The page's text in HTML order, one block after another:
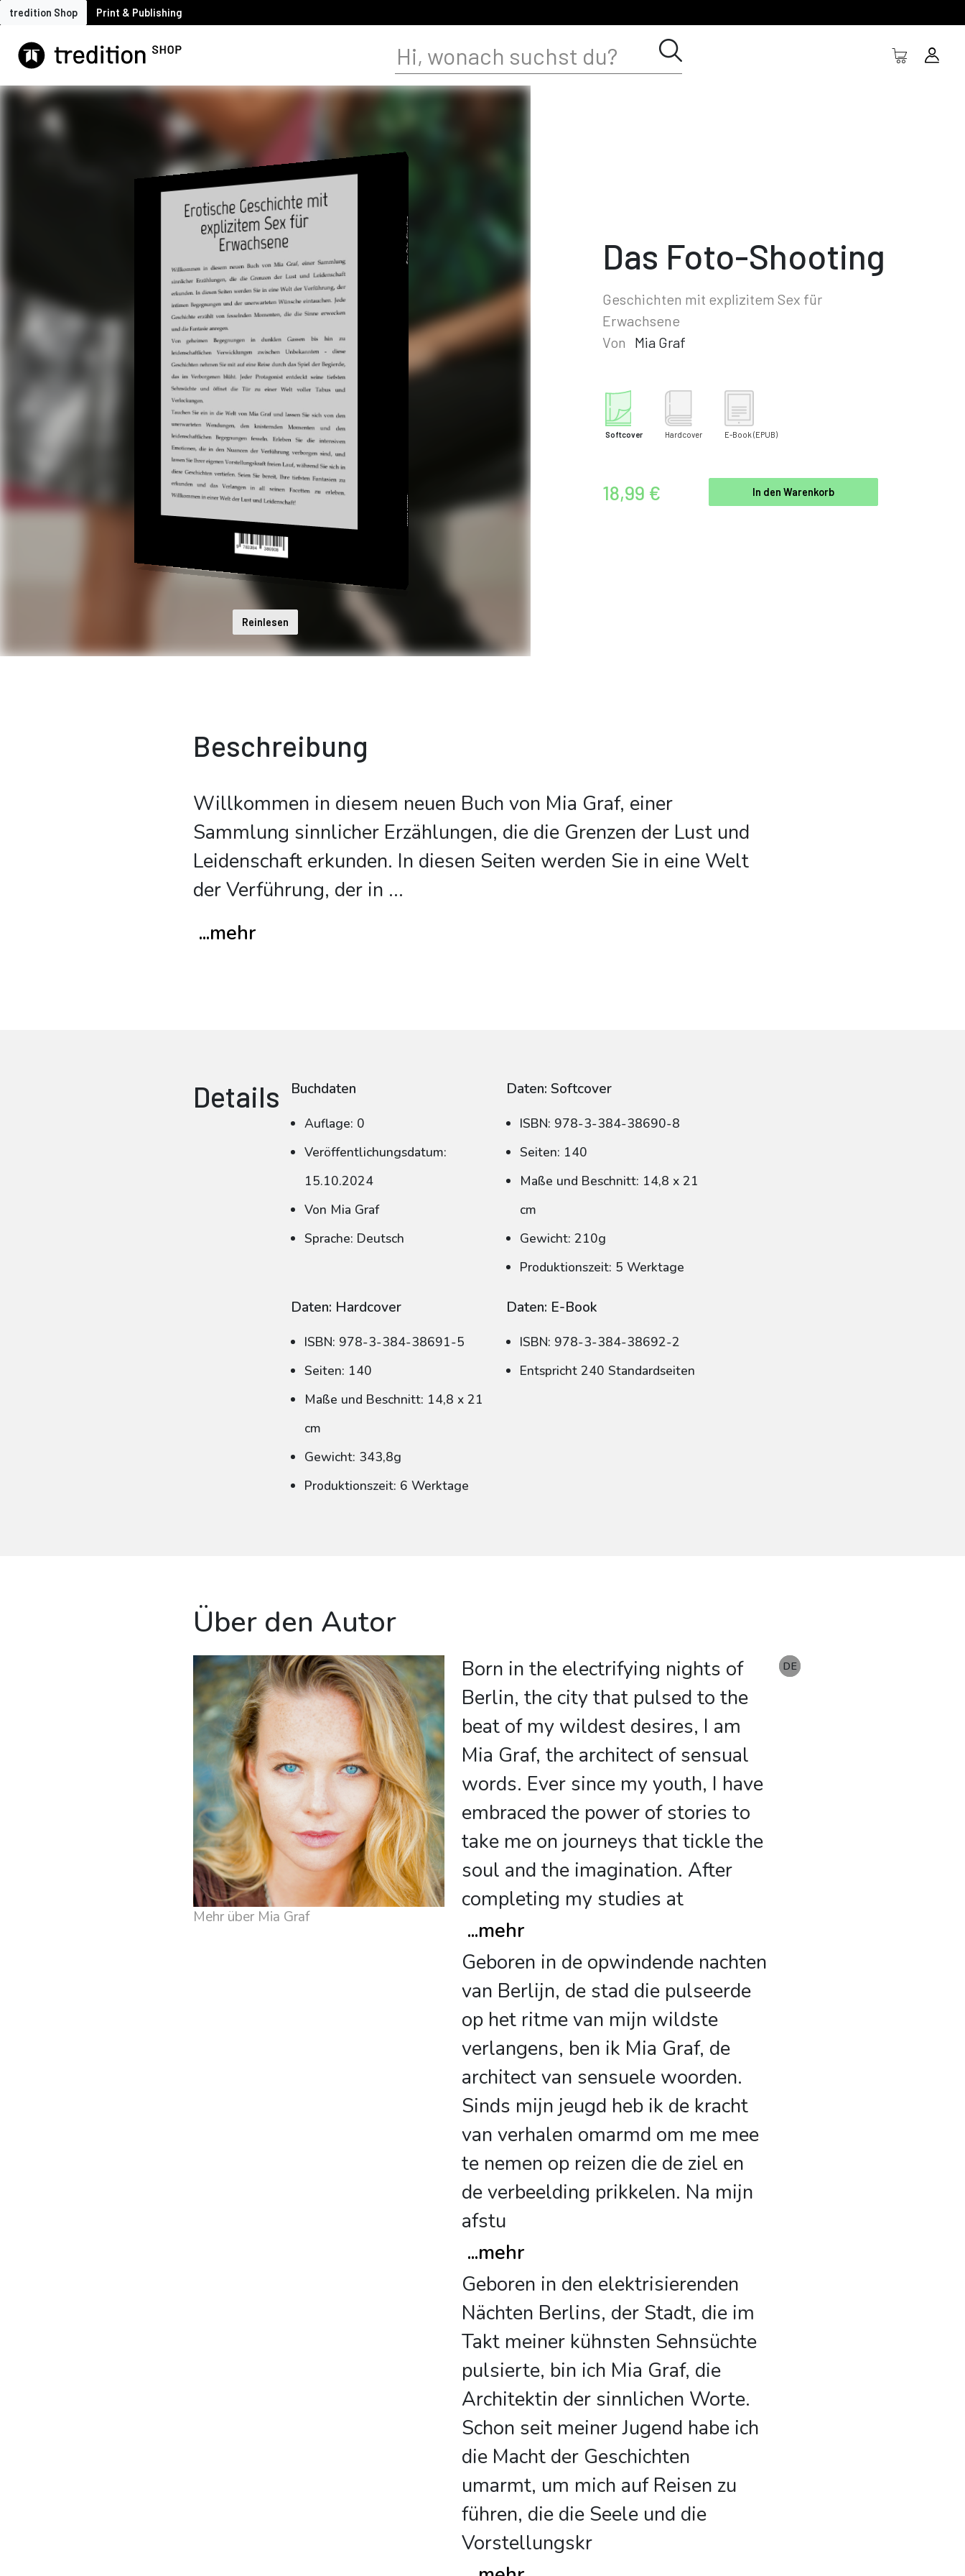
tredition Shop Print & Publishing
Reinlesen
Das Foto-Shooting
Geschichten mit explizitem Sex für
Erwachsene
Von
Mia Graf
Softcover Hardcover E-Book (EPUB)
18,99 € In den Warenkorb
Beschreibung
Willkommen in diesem neuen Buch von Mia Graf, einer
Sammlung sinnlicher Erzählungen, die die Grenzen der Lust und
Leidenschaft erkunden. In diesen Seiten werden Sie in eine Welt
der Verführung, der in ...
...mehr
Details Buchdaten
Auflage: 0
Veröffentlichungsdatum:
15.10.2024
Von Mia Graf
Sprache: Deutsch
Daten: Softcover
ISBN: 978-3-384-38690-8
Seiten: 140
Maße und Beschnitt: 14,8 x 21
cm
Gewicht: 210g
Produktionszeit: 5 Werktage
Daten: Hardcover
ISBN: 978-3-384-38691-5
Seiten: 140
Maße und Beschnitt: 14,8 x 21
cm
Gewicht: 343,8g
Produktionszeit: 6 Werktage
Daten: E-Book
ISBN: 978-3-384-38692-2
Entspricht 240 Standardseiten
Über den Autor
Mehr über Mia Graf
Born in the electrifying nights of
Berlin, the city that pulsed to the
beat of my wildest desires, I am
Mia Graf, the architect of sensual
words. Ever since my youth, I have
embraced the power of stories to
take me on journeys that tickle the
soul and the imagination. After
completing my studies at
...mehr
Geboren in de opwindende nachten
van Berlijn, de stad die pulseerde
op het ritme van mijn wildste
verlangens, ben ik Mia Graf, de
architect van sensuele woorden.
Sinds mijn jeugd heb ik de kracht
van verhalen omarmd om me mee
te nemen op reizen die de ziel en
de verbeelding prikkelen. Na mijn
afstu
...mehr
Geboren in den elektrisierenden
Nächten Berlins, der Stadt, die im
Takt meiner kühnsten Sehnsüchte
pulsierte, bin ich Mia Graf, die
Architektin der sinnlichen Worte.
Schon seit meiner Jugend habe ich
die Macht der Geschichten
umarmt, um mich auf Reisen zu
führen, die die Seele und die
Vorstellungskr
EN
DE
DE